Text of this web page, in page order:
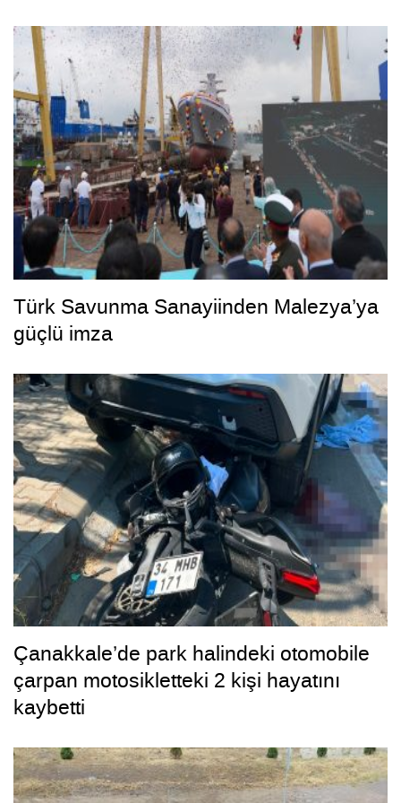
Türk Savunma Sanayiinden Malezya’ya
güçlü imza
Çanakkale’de park halindeki otomobile
çarpan motosikletteki 2 kişi hayatını
kaybetti